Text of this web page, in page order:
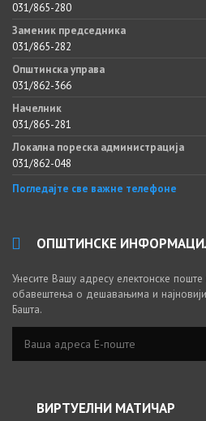
031/865-280
Заменик председника
031/865-282
Општинска управа
031/862-366
Начелник
031/865-281
Локална пореска администрација
031/862-048
Погледајте све важне телефоне
ОПШТИНСКЕ
Унесите Вашу адресу електонске
обавештења о дешавањима и
Башта.
ВИРТУЕЛНИ МАТИЧАР